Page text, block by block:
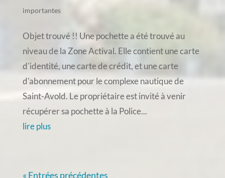
importantes
Objet trouvé !! Une pochette a été trouvé au
niveau de la Zone Actival. Elle contient une carte
d'identité, une carte de crédit, et une carte
d'abonnement pour le complexe nautique de
Saint-Avold. Le propriétaire est invité à venir
récupérer sa pochette à la Police...
lire plus
« Entrées précédentes